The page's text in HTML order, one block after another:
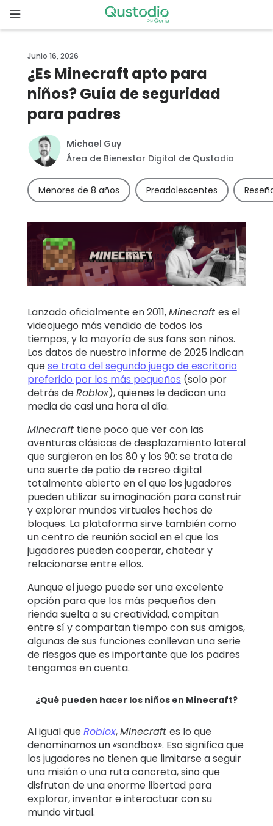
to
content
Comenzar
¿Por qué
Qustodio?
Funcionalidades
Precios
Historias
Centro de
aprendizaje
Asistencia
Acceso Crear cuenta
Junio 16, 2026
¿Es Minecraft apto para
niños? Guía de seguridad
para padres
Michael Guy
Área de Bienestar Digital de Qustodio
Menores de 8 años Preadolescentes
Lanzado oficialmente en 2011,Minecraft es el
videojuego más vendido de todos los
tiempos, y la mayoría de sus fans son niños.
Los datos de nuestro informe de 2025 indican
quese trata del segundo juego de escritorio
preferido por los más pequeños (solo por
detrás deRoblox), quienes le dedican una
media de casi una hora al día.
Minecraft tiene poco que ver con las
aventuras clásicas de desplazamiento lateral
que surgieron en los 80 y los 90: se trata de
una suerte de patio de recreo digital
totalmente abierto en el que los jugadores
pueden utilizar su imaginación para construir
y explorar mundos virtuales hechos de
bloques. La plataforma sirve también como
un centro de reunión social en el que los
jugadores pueden cooperar, chatear y
relacionarse entre ellos.
Aunque el juego puede ser una excelente
opción para que los más pequeños den
rienda suelta a su creatividad, compitan
entre sí y compartan tiempo con sus amigos,
algunas de sus funciones conllevan una serie
de riesgos que es importante que los padres
tengamos en cuenta.
¿Qué pueden hacer los niños en Minecraft?
Al igual queRoblox,Minecraft es lo que
denominamos un «sandbox». Eso significa que
los jugadores no tienen que limitarse a seguir
una misión o una ruta concreta, sino que
disfrutan de una enorme libertad para
explorar, inventar e interactuar con su
mundo virtual.